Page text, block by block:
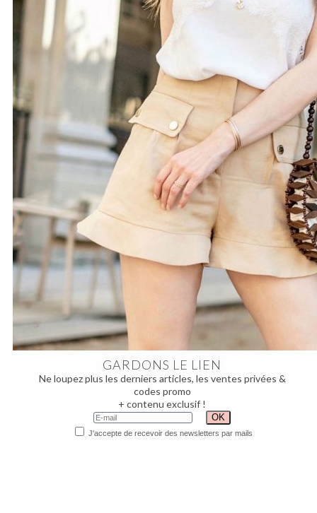
GARDONS LE LIEN
Ne loupez plus les derniers articles, les ventes privées &
codes promo
+ contenu exclusif !
J'accepte de recevoir des newsletters par mails